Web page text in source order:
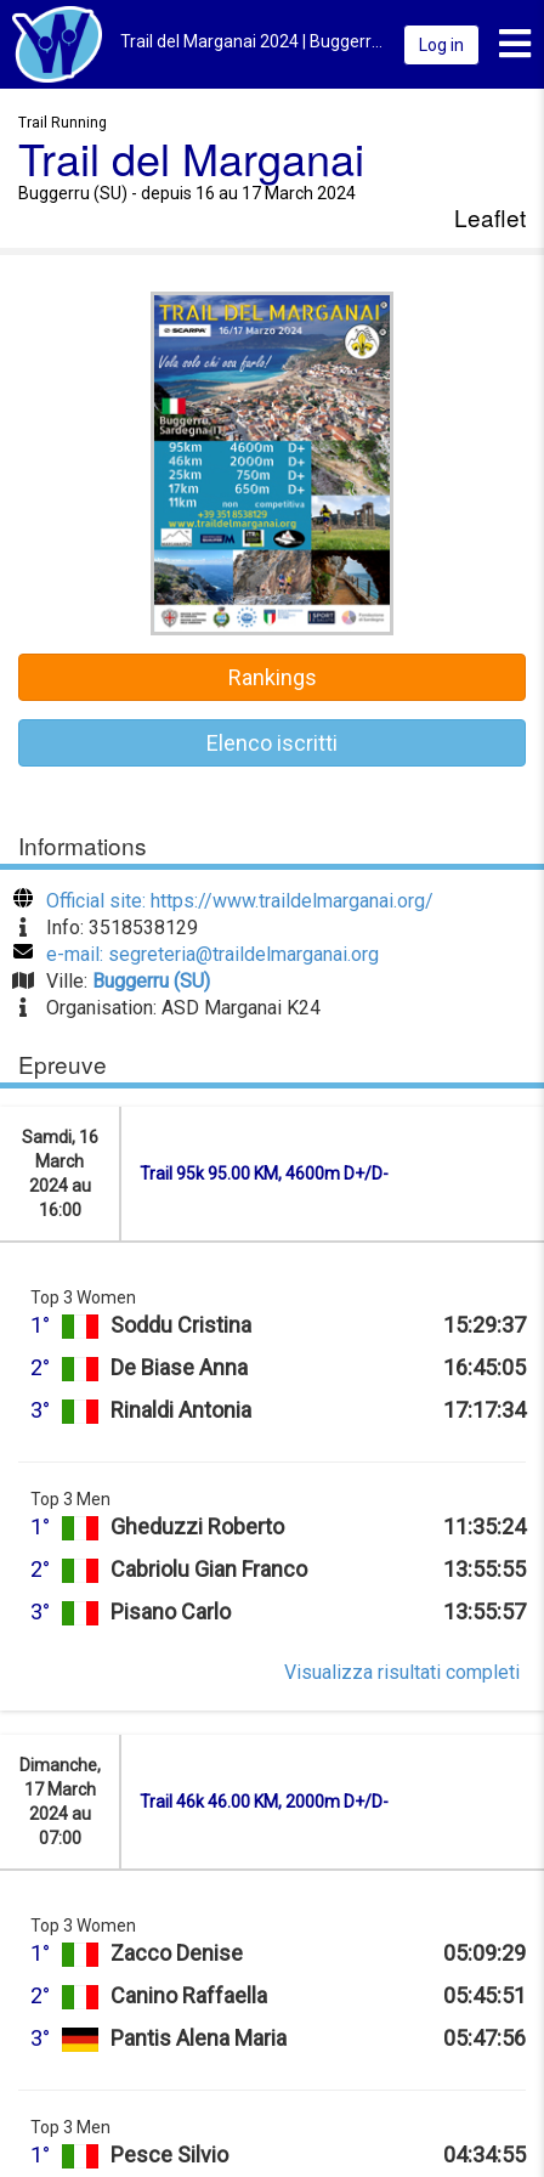
Log in
Trail Running
Trail del Marganai
Buggerru (SU) - depuis 16 au 17 March 2024
Leaflet
Informations
Official site: https://www.traildelmarganai.org/
Info: 3518538129
e-mail: segreteria@traildelmarganai.org
Ville: Buggerru (SU)
Organisation: ASD Marganai K24
Epreuve
Samdi, 16
March
2024 au
16:00
Trail 95k 95.00 KM, 4600m D+/D-
Top 3 Women
1° Soddu Cristina
15:29:37
2°
De Biase Anna
16:45:05
3°
Rinaldi Antonia 17:17:34
Top 3 Men
1° Gheduzzi Roberto
11:35:24
2°
Cabriolu Gian Franco
13:55:55
3°
Pisano Carlo 13:55:57
Visualizza risultati completi
Dimanche,
17 March
2024 au
07:00
Trail 46k 46.00 KM, 2000m D+/D-
Top 3 Women
1° Zacco Denise
05:09:29
2°
Canino Raffaella
05:45:51
3°
Pantis Alena Maria 05:47:56
Top 3 Men
1° Pesce Silvio 04:34:55
Rankings
Elenco iscritti